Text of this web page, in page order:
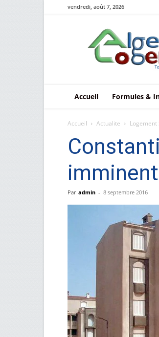
vendredi, août 7, 2026
Le
logement
en
Algérie
Accueil Formules &
Accueil Actualite Logement
Par admin - 8 septembre 2016